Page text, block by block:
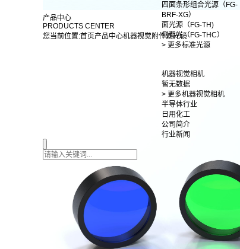
四面条形组合光源（FG-
BRF-XG）
面光源（FG-TH)
侧背光（FG-THC）
> 更多标准光源
机器视觉相机
暂无数据
> 更多机器视觉相机
半导体行业
日用化工
公司简介
行业新闻
产品中心
PRODUCTS CENTER
您当前位置:首页产品中心机器视觉附件滤光镜